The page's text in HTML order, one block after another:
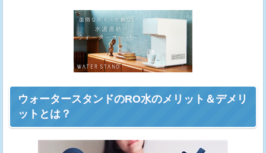
ウォータースタンドのRO水のメリット＆デメリ
ットとは？